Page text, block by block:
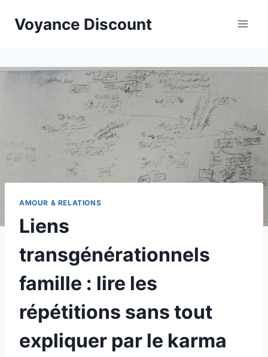
Voyance Discount
AMOUR & RELATIONS
Liens
transgénérationnels
famille : lire les
répétitions sans tout
expliquer par le karma